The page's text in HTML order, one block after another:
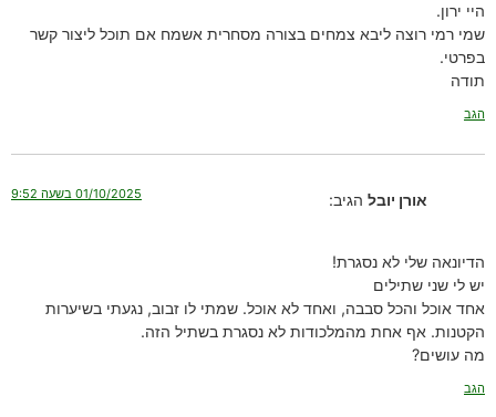
היי ירון.
שמי רמי רוצה ליבא צמחים בצורה מסחרית אשמח אם תוכל ליצור קשר
בפרטי.
תודה
הגב
אורן יובל הגיב: 01/10/2025 בשעה 9:52
הדיונאה שלי לא נסגרת!
יש לי שני שתילים
אחד אוכל והכל סבבה, ואחד לא אוכל. שמתי לו זבוב, נגעתי בשיערות
הקטנות. אף אחת מהמלכודות לא נסגרת בשתיל הזה.
מה עושים?
הגב